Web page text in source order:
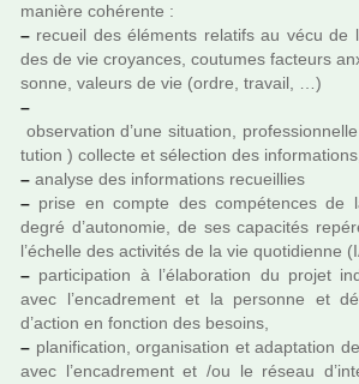
manière cohé­rente :
– recueil des éléments rela­tifs au vécu
des de vie croyan­ces, cou­tu­mes fac­teurs
sonne, valeurs de vie (ordre, tra­vail, …)
–
obser­va­tion d’une situa­tion,
tu­tion ) col­lecte et sélec­tion des infor­ma­tions,
– ana­lyse des infor­ma­tions recueillies
– prise en compte des com­pé­ten­ces de
degré d’auto­no­mie, de ses capa­ci­tés
l’échelle des acti­vi­tés de la vie quo­ti­dienne
– par­ti­ci­pa­tion à l’élaboration du projet
avec l’enca­dre­ment et la per­sonne et
d’action en fonc­tion des besoins,
– pla­ni­fi­ca­tion, orga­ni­sa­tion et adap­ta­tion
avec l’enca­dre­ment et /ou le réseau